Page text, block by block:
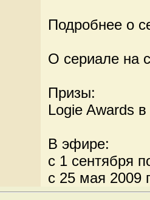
Подробнее о
О сериале на
Призы:
Logie Awards в
В эфире:
с 1 сентября
с 25 мая 2009